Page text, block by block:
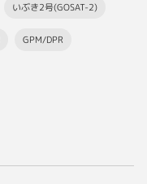
いぶき2号(GOSAT-2)
GPM/DPR